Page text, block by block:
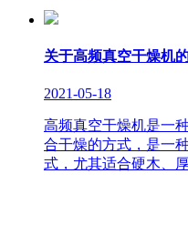
关于高频真空干燥机
2021-05-18
高频真空干燥机是一
合干燥的方式，是一
式，尤其适合硬木、